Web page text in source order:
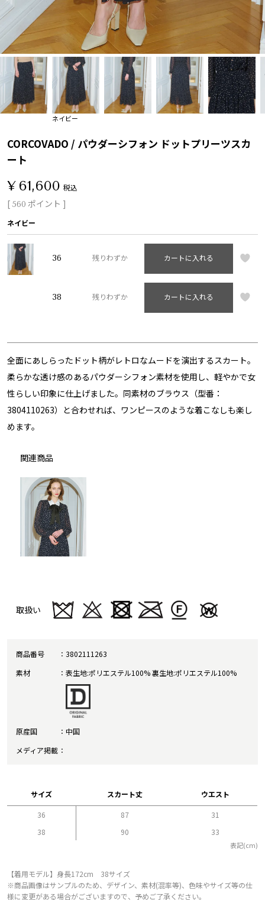
ネイビー
CORCOVADO / パウダーシフォン ドットプリーツスカ
ート
¥ 61,600 税込
[560 ポイント ]
ネイビー
36 残りわずか カートに入れる
38 残りわずか カートに入れる
全面にあしらったドット柄がレトロなムードを演出するスカート。
柔らかな透け感のあるパウダーシフォン素材を使用し、軽やかで女
性らしい印象に仕上げました。同素材のブラウス（型番：
3804110263）と合わせれば、ワンピースのような着こなしも楽し
めます。
関連商品
取扱い
商品番号
3802111263
素材
表生地:ポリエステル100% 裏生地:ポリエステル100%
原産国
中国
メディア掲載
サイズ スカート丈 ウエスト
36 87
31
38
90 33
表記(cm)
【着用モデル】身長172cm 38サイズ
※商品画像はサンプルのため、デザイン、素材(混率等)、色味やサイズ等の仕
様に変更がある場合がございますので、予めご了承ください。